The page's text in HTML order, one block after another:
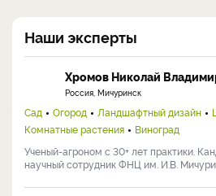
Наши эксперты
Хромов Николай
Россия, Мичуринск
Сад Огород Ландшафтный дизайн
Комнатные растения
Виноград
Ученый-агроном с 30+ лет практики.
научный сотрудник ФНЦ им. И.В.